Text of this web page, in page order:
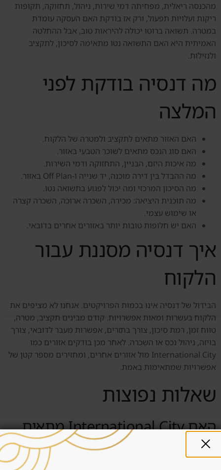
מהכנסה ריאלית, מפחיתה דמי שירות, ניהול, תחזוקה, תקופות
ריקות ועלויות תפעול, ורק אז בודקת האם העסקה עומדת
במטרה. תשואה ברוטו יכולה להיראות טוב, אבל ההחלטה
האמיתית היא האם התשואה נטו מתאימה לסיכון, לתקציב
ולנזילות.
מה דנסיה בודקת לפני
המלצה
האם האזור מתאים לתקציב ולמטרה של הלקוח.
האם סוג הנכס מתאים לשוכר הטבעי באזור.
מה איכות היזם, הבניין, התחזוקה ודמי השירות.
מה ההבדל בין דירה מוכנה, יד שנייה ו-Off Plan באזור.
מה הסיכון המרכזי ומה יכול לפגוע בתשואה נטו.
מה תוכנית היציאה: מכירה, השכרה ארוכה, השכרה קצרה
או שימוש עצמי.
האם יש חלופות טובות יותר באזורים אחרים בדובאי.
איך דנסיה מסננת עבור
הלקוח
הבידול של דנסיה אינו בכמות הפרויקטים. אנחנו לא מציפים את
הלקוח בעשרות ומאות אפשרויות. קודם מבינים תקציב, מטרה,
טווח זמן, רמת סיכון, צורך בתזרים, אפשרות מעבר לדובאי, צורך
בויזה, ניהול נכס או השכרה. לאחר מכן בודקים אזורים כמו
International City מול אזורים אחרים, ומחזירים מספר קטן של
אפשרויות שמתאימות באמת.
שאלות נפוצות
האם International City מתאים
להשקעה ראשונה בדובאי?